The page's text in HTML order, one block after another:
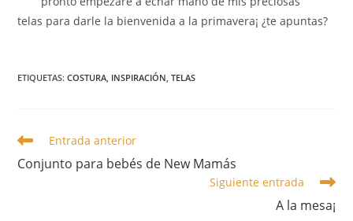
telas para darle la bienvenida a la primavera¡ ¿te apuntas?
ETIQUETAS:COSTURA, INSPIRACIÓN, TELAS
Leer
artículos
Entrada anterior
Conjunto para bebés de New Mamás
Siguiente entrada
A la mesa¡